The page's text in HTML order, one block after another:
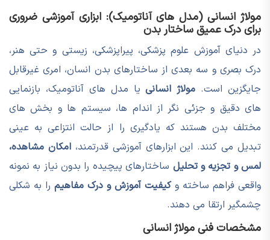
مولاژ انسانی (مدل های آناتومیک): ابزاری آموزشی ضروری
برای درک عمیق ساختار بدن
در دنیای آموزش علوم پزشکی، پیراپزشکی، زیستی و حتی هنر،
درک بصری و سه بعدی از ساختارهای بدن انسان، امری غیرقابل
جایگزین است. مولاژ انسانییا مدل های آناتومیک، بازنمایی
های دقیق و جزئی نگر از اندام ها، سیستم ها و بخش های
مختلف بدن هستند که یادگیری را از حالت انتزاعی به عینی
تبدیل می کنند. این ابزارهای آموزشی قدرتمند،امکان مشاهده،
لمس و تجزیه و تحلیل ساختارهای پیچیده را بدون نیاز به نمونه
واقعی فراهم ساخته وکیفیت آموزش و درک مفاهیم را به شکلی
چشمگیر ارتقا می دهند.
مشخصات فنی مولاژ انسانی